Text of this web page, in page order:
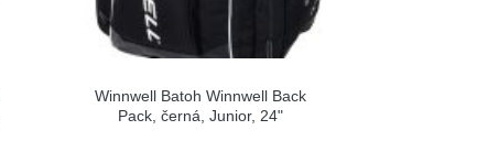
Winnwell Batoh Winnwell Back
Pack, černá, Junior, 24"